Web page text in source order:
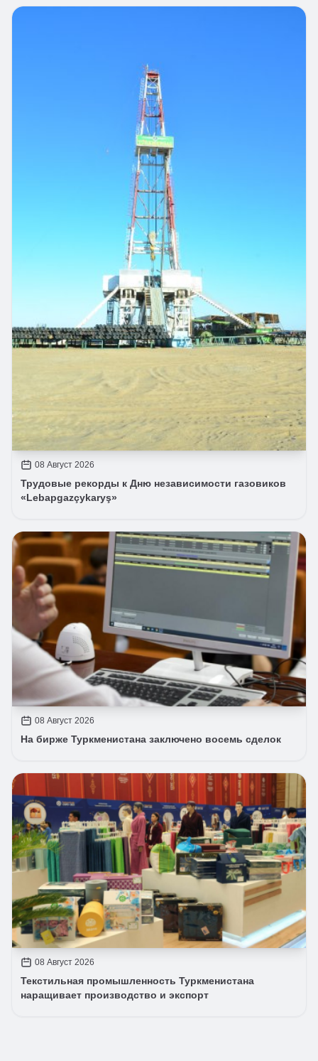
08 Август 2026
Трудовые рекорды к Дню независимости газовиков
«Lebapgazçykaryş»
08 Август 2026
На бирже Туркменистана заключено восемь сделок
08 Август 2026
Текстильная промышленность Туркменистана
наращивает производство и экспорт